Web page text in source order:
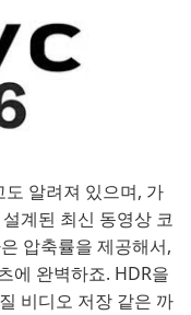
알려져 있으며, 가
계된 최신 동영상 코
압축률을 제공해서,
에 완벽하죠. HDR을
비디오 저장 같은 까